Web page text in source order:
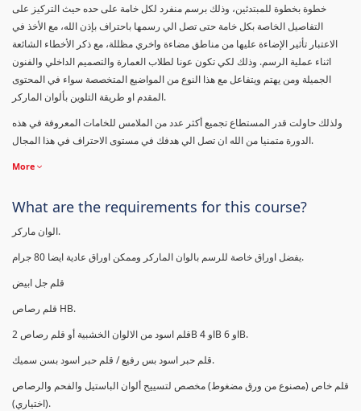
خطوة بخطوة للمبتدئين، وذلك برسم منفرد لكل خامة على حده حيث التركيز على
التفاصيل الخاصة بكل خامة حتى تصل الي رسمها باحتراف بإذن الله، مع الأخذ في
الاعتبار تأثير الإضاءة عليها من مناطق مضاءة واخري مظللة، مع ذكر الأخطاء الشائعة
اثناء عملية الرسم. وذلك لكي تكون عونا لطلاب العمارة والتصميم الداخلي والفنون
الجميلة ومن يهتم ويتفاعل مع هذا النوع من المواضيع المتخصصة سواء في المحتوى
المقدم او طريقة التلوين بألوان الماركر.
ولذلك حاولت قدر المستطاع تجميع أكثر عدد من الملامس للخامات المعروفة في هذه
الدورة متمنيا من الله ان تصل الي هدفك في مستوى الاحتراف في هذا المجال.
More
What are the requirements for this course?
الوان ماركر.
يفضل اوراق خاصة للرسم بالوان الماركر وممكن اوراق عادية ايضا 80 جرام.
قلم جل ابيض
قلم رصاص HB.
قلم اسود من الالوان الخشبية أو قلم رصاص 2B او 4B او 6B.
قلم حبر اسود بس رفيع / قلم حبر اسود بسن سميك.
قلم خاص (مصنوع من ورق مضغوط) مخصص لتسييح ألوان الباستيل والفحم والرصاص
(اختياري).